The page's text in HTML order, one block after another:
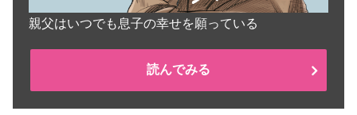
親父はいつでも息子の幸せを願っている
読んでみる